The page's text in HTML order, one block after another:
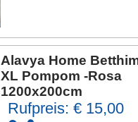
Alavya Home
XL Pompom -Rosa
1200x200cm
Rufpreis: € 15,00